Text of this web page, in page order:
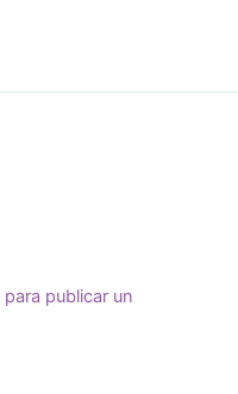
para publicar un